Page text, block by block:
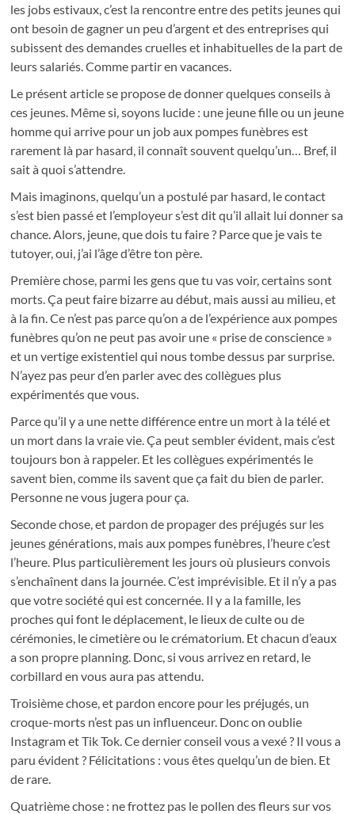
les jobs estivaux, c’est la rencontre entre des petits jeunes qui
ont besoin de gagner un peu d’argent et des entreprises qui
subissent des demandes cruelles et inhabituelles de la part de
leurs salariés. Comme partir en vacances.
Le présent article se propose de donner quelques conseils à
ces jeunes. Même si, soyons lucide : une jeune fille ou un jeune
homme qui arrive pour un job aux pompes funèbres est
rarement là par hasard, il connaît souvent quelqu’un… Bref, il
sait à quoi s’attendre.
Mais imaginons, quelqu’un a postulé par hasard, le contact
s’est bien passé et l’employeur s’est dit qu’il allait lui donner sa
chance. Alors, jeune, que dois tu faire ? Parce que je vais te
tutoyer, oui, j’ai l’âge d’être ton père.
Première chose, parmi les gens que tu vas voir, certains sont
morts. Ça peut faire bizarre au début, mais aussi au milieu, et
à la fin. Ce n’est pas parce qu’on a de l’expérience aux pompes
funèbres qu’on ne peut pas avoir une « prise de conscience »
et un vertige existentiel qui nous tombe dessus par surprise.
N’ayez pas peur d’en parler avec des collègues plus
expérimentés que vous.
Parce qu’il y a une nette différence entre un mort à la télé et
un mort dans la vraie vie. Ça peut sembler évident, mais c’est
toujours bon à rappeler. Et les collègues expérimentés le
savent bien, comme ils savent que ça fait du bien de parler.
Personne ne vous jugera pour ça.
Seconde chose, et pardon de propager des préjugés sur les
jeunes générations, mais aux pompes funèbres, l’heure c’est
l’heure. Plus particulièrement les jours où plusieurs convois
s’enchaînent dans la journée. C’est imprévisible. Et il n’y a pas
que votre société qui est concernée. Il y a la famille, les
proches qui font le déplacement, le lieux de culte ou de
cérémonies, le cimetière ou le crématorium. Et chacun d’eaux
a son propre planning. Donc, si vous arrivez en retard, le
corbillard en vous aura pas attendu.
Troisième chose, et pardon encore pour les préjugés, un
croque-morts n’est pas un influenceur. Donc on oublie
Instagram et Tik Tok. Ce dernier conseil vous a vexé ? Il vous a
paru évident ? Félicitations : vous êtes quelqu’un de bien. Et
de rare.
Quatrième chose : ne frottez pas le pollen des fleurs sur vos